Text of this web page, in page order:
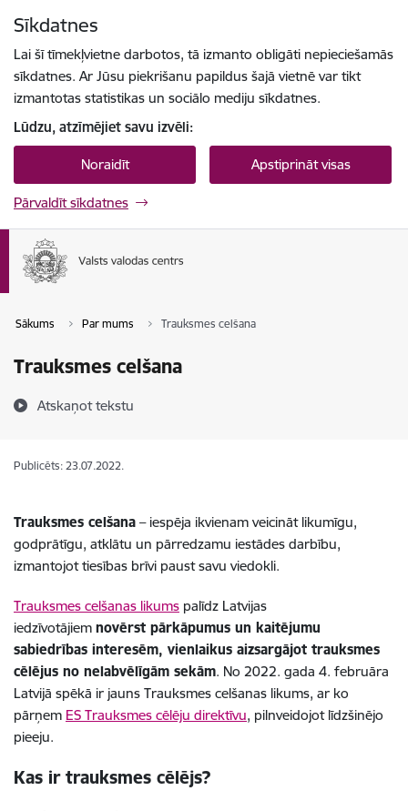
Sīkdatnes
Lai šī tīmekļvietne darbotos, tā izmanto obligāti nepieciešamās
sīkdatnes. Ar Jūsu piekrišanu papildus šajā vietnē var tikt
izmantotas statistikas un sociālo mediju sīkdatnes.
Lūdzu, atzīmējiet savu izvēli:
Noraidīt Apstiprināt visas
Pārvaldīt sīkdatnes
Sākums Par mums Trauksmes celšana
Trauksmes celšana
Atskaņot tekstu
Publicēts: 23.07.2022.
Trauksmes celšana – iespēja ikvienam veicināt likumīgu,
godprātīgu, atklātu un pārredzamu iestādes darbību,
izmantojot tiesības brīvi paust savu viedokli.
Trauksmes celšanas likums palīdz Latvijas
iedzīvotājiem novērst pārkāpumus un kaitējumu
sabiedrības interesēm, vienlaikus aizsargājot trauksmes
cēlējus no nelabvēlīgām sekām. No 2022. gada 4. februāra
Latvijā spēkā ir jauns Trauksmes celšanas likums, ar ko
pārņem ES Trauksmes cēlēju direktīvu, pilnveidojot līdzšinējo
pieeju.
Kas ir trauksmes cēlējs?